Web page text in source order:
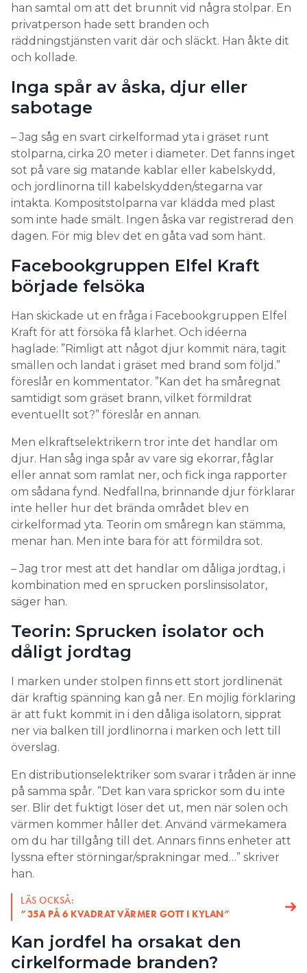
han samtal om att det brunnit vid några stolpar. En
privatperson hade sett branden och
räddningstjänsten varit där och släckt. Han åkte dit
och kollade.
Inga spår av åska, djur eller
sabotage
– Jag såg en svart cirkelformad yta i gräset runt
stolparna, cirka 20 meter i diameter. Det fanns inget
sot på vare sig matande kablar eller kabelskydd,
och jordlinorna till kabelskydden/stegarna var
intakta. Kompositstolparna var klädda med plast
som inte hade smält. Ingen åska var registrerad den
dagen. För mig blev det en gåta vad som hänt.
Facebookgruppen Elfel Kraft
började felsöka
Han skickade ut en fråga i Facebookgruppen Elfel
Kraft för att försöka få klarhet. Och idéerna
haglade: ”Rimligt att något djur kommit nära, tagit
smällen och landat i gräset med brand som följd.”
föreslår en kommentator. ”Kan det ha småregnat
samtidigt som gräset brann, vilket förmildrat
eventuellt sot?” föreslår en annan.
Men elkraftselektrikern tror inte det handlar om
djur. Han såg inga spår av vare sig ekorrar, fåglar
eller annat som ramlat ner, och fick inga rapporter
om sådana fynd. Nedfallna, brinnande djur förklarar
inte heller hur det brända området blev en
cirkelformad yta. Teorin om småregn kan stämma,
menar han. Men inte bara för att förmildra sot.
– Jag tror mest att det handlar om dåliga jordtag, i
kombination med en sprucken porslinsisolator,
säger han.
Teorin: Sprucken isolator och
dåligt jordtag
I marken under stolpen finns ett stort jordlinenät
där kraftig spänning kan gå ner. En möjlig förklaring
är att fukt kommit in i den dåliga isolatorn, sipprat
ner via balken till jordlinorna i marken och lett till
överslag.
En distributionselektriker som svarar i tråden är inne
på samma spår. ”Det kan vara sprickor som du inte
ser. Blir det fuktigt löser det ut, men när solen och
värmen kommer håller det. Använd värmekamera
om du har tillgång till det. Annars finns enheter att
lyssna efter störningar/sprakningar med…” skriver
han.
LÄS OCKSÅ:
”35A PÅ 6 KVADRAT VÄRMER GOTT I KYLAN”
Kan jordfel ha orsakat den
cirkelformade branden?